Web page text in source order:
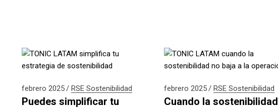
febrero 2025 RSE Sostenibilidad
Puedes simplificar tu
febrero 2025 RSE Sostenibilidad
Cuando la sostenibilidad